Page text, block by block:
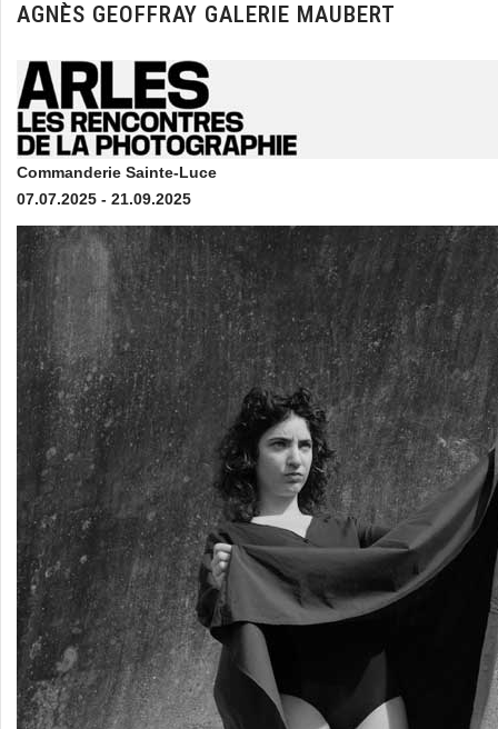
AGNÈS GEOFFRAY GALERIE MAUBERT
Commanderie Sainte-Luce
07.07.2025 - 21.09.2025